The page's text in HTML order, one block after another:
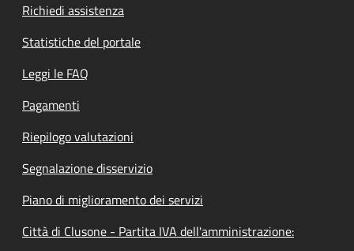
Richiedi assistenza
Statistiche del portale
Leggi le FAQ
Pagamenti
Riepilogo valutazioni
Segnalazione disservizio
Piano di miglioramento dei servizi
Città di Clusone - Partita IVA dell'amministrazione: